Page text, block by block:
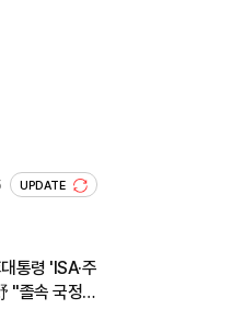
UPDATE
통령 'ISA·주
"졸속 국정"